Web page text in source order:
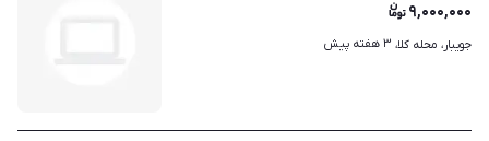
۹,۰۰۰,۰۰۰
جویبار، محله کلا، ۳ هفته پیش